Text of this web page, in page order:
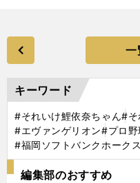
一
キーワード
#それいけ鯉依奈ちゃん#そ
#エヴァンゲリオン#プロ野
#福岡ソフトバンクホーク
編集部のおすすめ